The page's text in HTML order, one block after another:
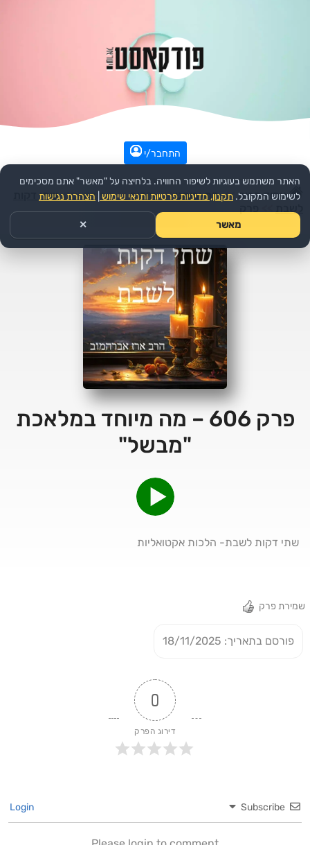
התחבר/י
עמוד הבית >> דת ורוחני >> יהדות >>הפודקאסט: שתי דקות
פרק 606 – מה מיוחד במלאכת
"מבשל"
שתי דקות לשבת- הלכות אקטואליות
שמירת פרק
פורסם בתאריך: 18/11/2025
0
דירוג הפרק
Subscribe
האתר משתמש בעוגיות לשיפור החוויה. בלחיצה על "מאשר" אתם מסכימים
לשימוש המקובל. תקנון, מדיניות פרטיות ותנאי שימוש הצהרת נגישות
מאשר ✕